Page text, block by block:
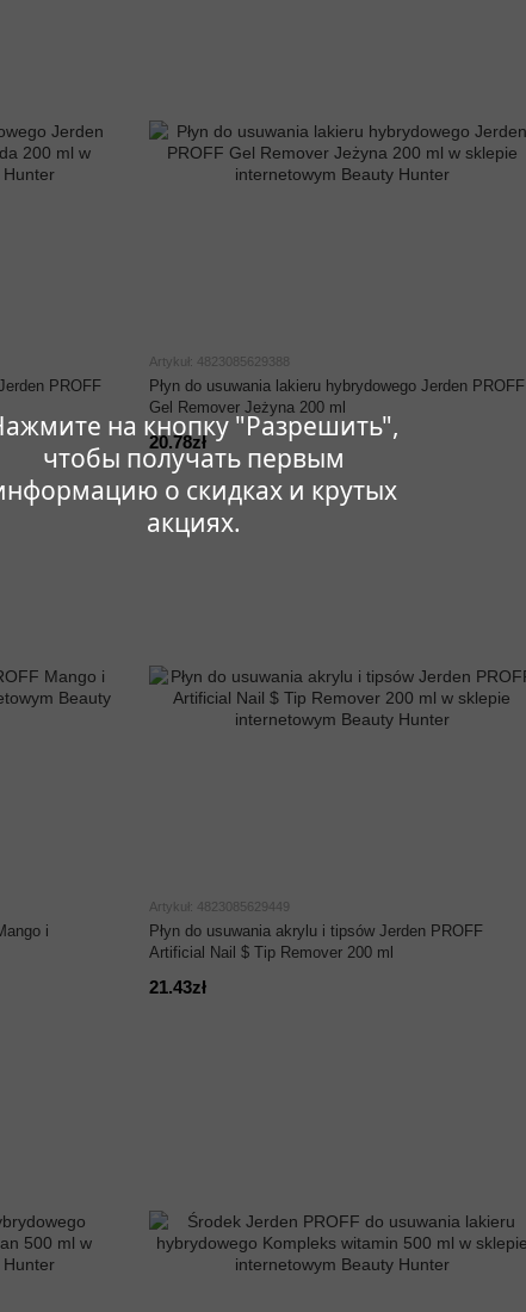
на кнопку "Разрешить",
чтобы получать первым
о скидках и крутых
акциях.
PROFF
Artykuł: 4823085629388
Płyn do usuwania lakieru hybrydowego Jerden PROFF
Gel Remover Jeżyna 200 ml
20.78zł
i
Artykuł: 4823085629449
Płyn do usuwania akrylu i tipsów Jerden PROFF
Artificial Nail $ Tip Remover 200 ml
21.43zł